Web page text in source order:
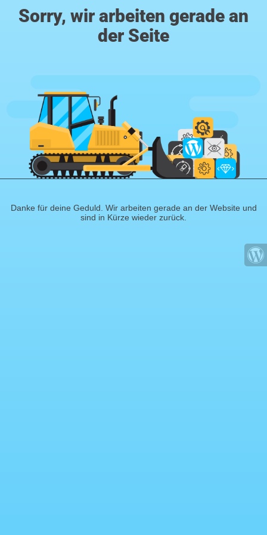
Sorry, wir arbeiten gerade an
der Seite
Danke für deine Geduld. Wir arbeiten gerade an der Website und
sind in Kürze wieder zurück.